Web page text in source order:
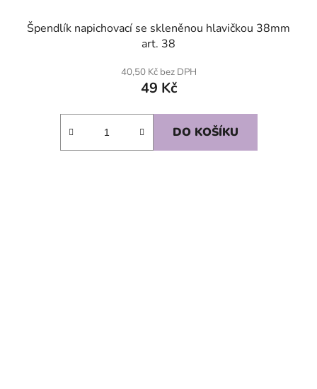
Špendlík napichovací se skleněnou hlavičkou 38mm
art. 38
40,50 Kč bez DPH
49 Kč
DO KOŠÍKU